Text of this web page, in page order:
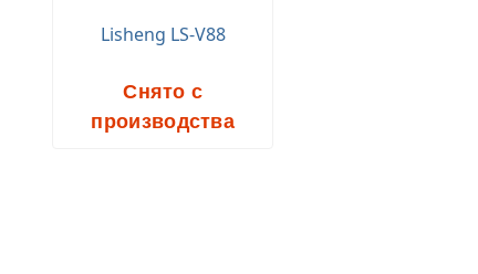
Lisheng LS-V88
Снято с
производства